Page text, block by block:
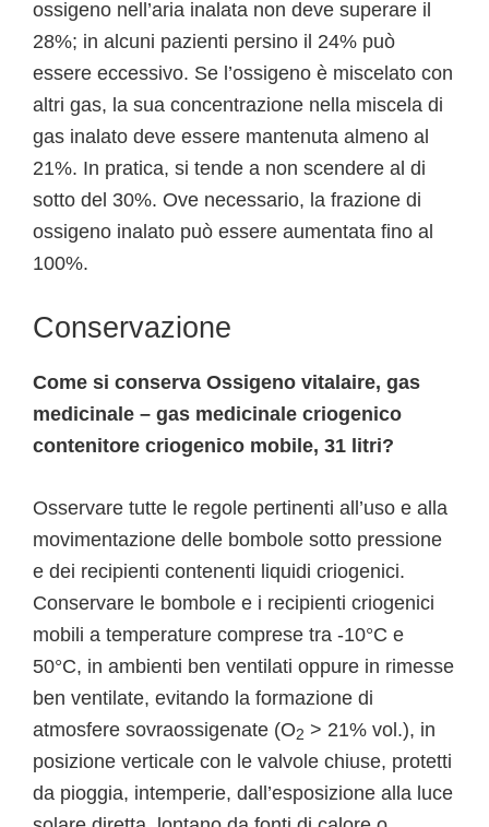
ossigeno nell’aria inalata non deve superare il
28%; in alcuni pazienti persino il 24% può
essere eccessivo. Se l’ossigeno è miscelato con
altri gas, la sua concentrazione nella miscela di
gas inalato deve essere mantenuta almeno al
21%. In pratica, si tende a non scendere al di
sotto del 30%. Ove necessario, la frazione di
ossigeno inalato può essere aumentata fino al
100%.
Conservazione
Come si conserva Ossigeno vitalaire, gas
medicinale – gas medicinale criogenico
contenitore criogenico mobile, 31 litri?
Osservare tutte le regole pertinenti all’uso e alla
movimentazione delle bombole sotto pressione
e dei recipienti contenenti liquidi criogenici.
Conservare le bombole e i recipienti criogenici
mobili a temperature comprese tra -10°C e
50°C, in ambienti ben ventilati oppure in rimesse
ben ventilate, evitando la formazione di
atmosfere sovraossigenate (O2 > 21% vol.), in
posizione verticale con le valvole chiuse, protetti
da pioggia, intemperie, dall’esposizione alla luce